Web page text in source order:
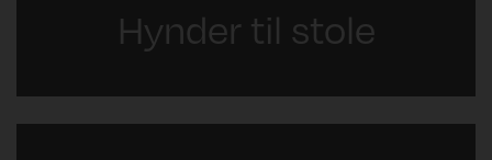
Hynder til stole